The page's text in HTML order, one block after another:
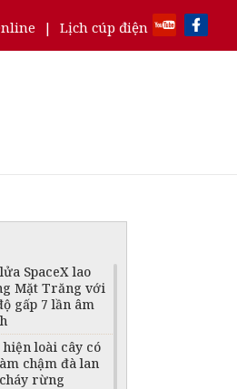
| Lịch cúp điện
SpaceX lao
Mặt Trăng với
gấp 7 lần âm
hiện loài cây có
chậm đà lan
rừng